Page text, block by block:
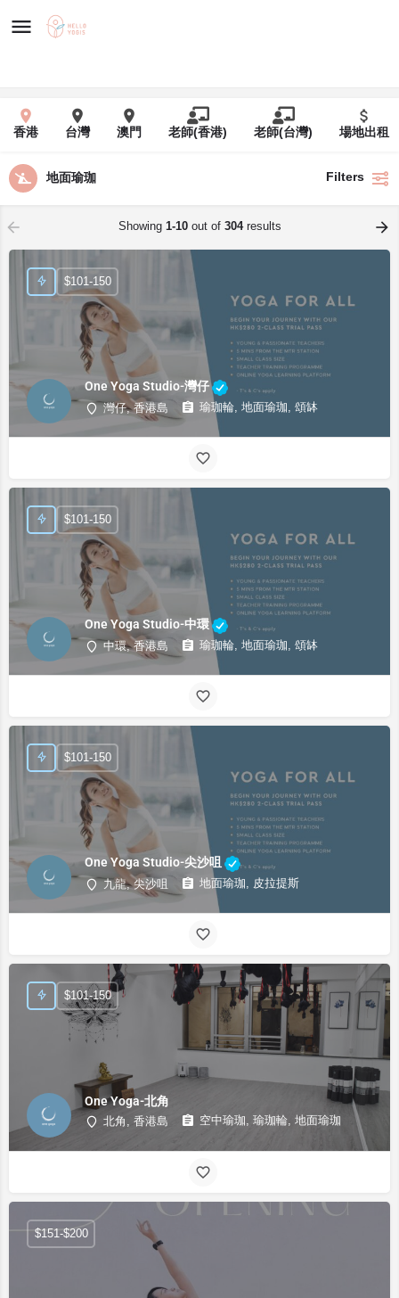
香港 台灣 澳門 老師(香港) 老師(台灣) 場地出租
地面瑜珈 Filters
Showing 1-10out of 304results
One Yoga Studio-灣仔
灣仔, 香港島 瑜珈輪, 地面瑜珈, 頌缽
$101-150
One Yoga Studio-中環
中環, 香港島 瑜珈輪, 地面瑜珈, 頌缽
$101-150
One Yoga Studio-尖沙咀
九龍, 尖沙咀 地面瑜珈, 皮拉提斯
$101-150
One Yoga-北角
北角, 香港島 空中瑜珈, 瑜珈輪, 地面瑜珈
$101-150
$151-$200